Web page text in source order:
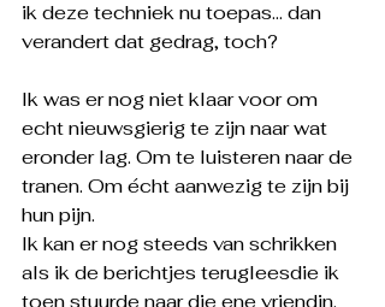
ik deze techniek nu toepas… dan
verandert dat gedrag, toch?
Ik was er nog niet klaar voor om
echt nieuwsgierig te zijn naar wat
eronder lag. Om te luisteren naar de
tranen. Om écht aanwezig te zijn bij
hun pijn.
Ik kan er nog steeds van schrikken
als ik de berichtjes terugleesdie ik
toen stuurde naar die ene vriendin.